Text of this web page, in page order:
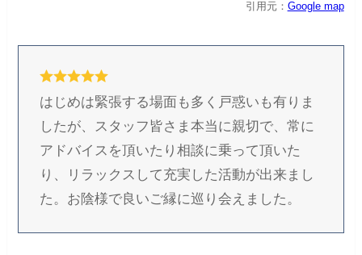
引用元： Google map
はじめは緊張する場面も多く戸惑いも有りま
したが、スタッフ皆さま本当に親切で、常に
アドバイスを頂いたり相談に乗って頂いた
り、リラックスして充実した活動が出来まし
た。お陰様で良いご縁に巡り会えました。